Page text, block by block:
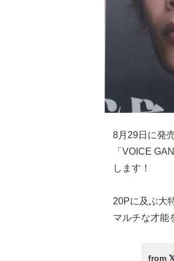
8月29日に発
「VOICE
します！
20Pに及ぶ大
マルチな才能